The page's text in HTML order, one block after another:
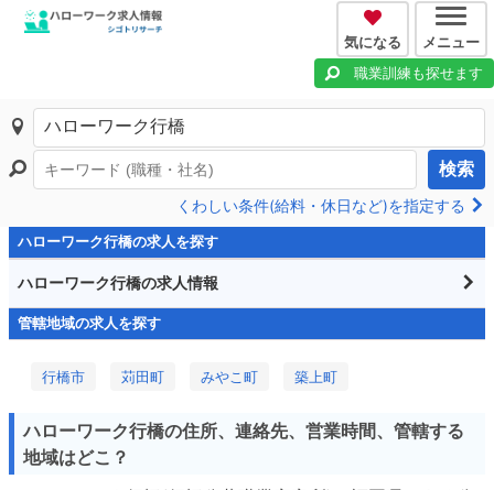
気になる メニュー
職業訓練も探せます
検索
くわしい条件(給料・休日など)を指定する
ハローワーク行橋の求人を探す
ハローワーク行橋の求人情報
管轄地域の求人を探す
行橋市 苅田町 みやこ町 築上町
ハローワーク行橋の住所、連絡先、営業時間、管轄する
地域はどこ？